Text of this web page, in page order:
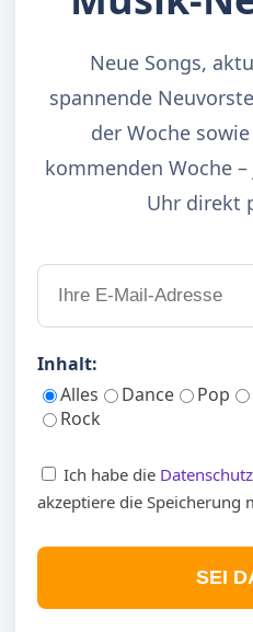
Neue Songs,
spannende
der Woche
kommenden Woche
Uhr direkt
Inhalt:
Alles
Dance Pop
Rock
Ich habe die
akzeptiere die Speicherung
SEI